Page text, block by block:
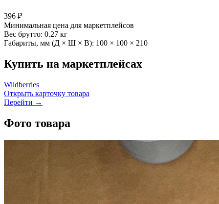
396 ₽
Минимальная цена для маркетплейсов
Вес брутто: 0.27 кг
Габариты, мм (Д × Ш × В): 100 × 100 × 210
Купить на маркетплейсах
Wildberries
Открыть карточку товара
Перейти →
Фото товара